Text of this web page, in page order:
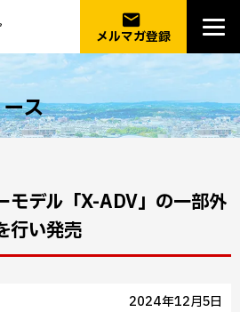
email
メルマガ登録
ス
モデル「X-ADV」の一部外
行い発売
2024年12月5日